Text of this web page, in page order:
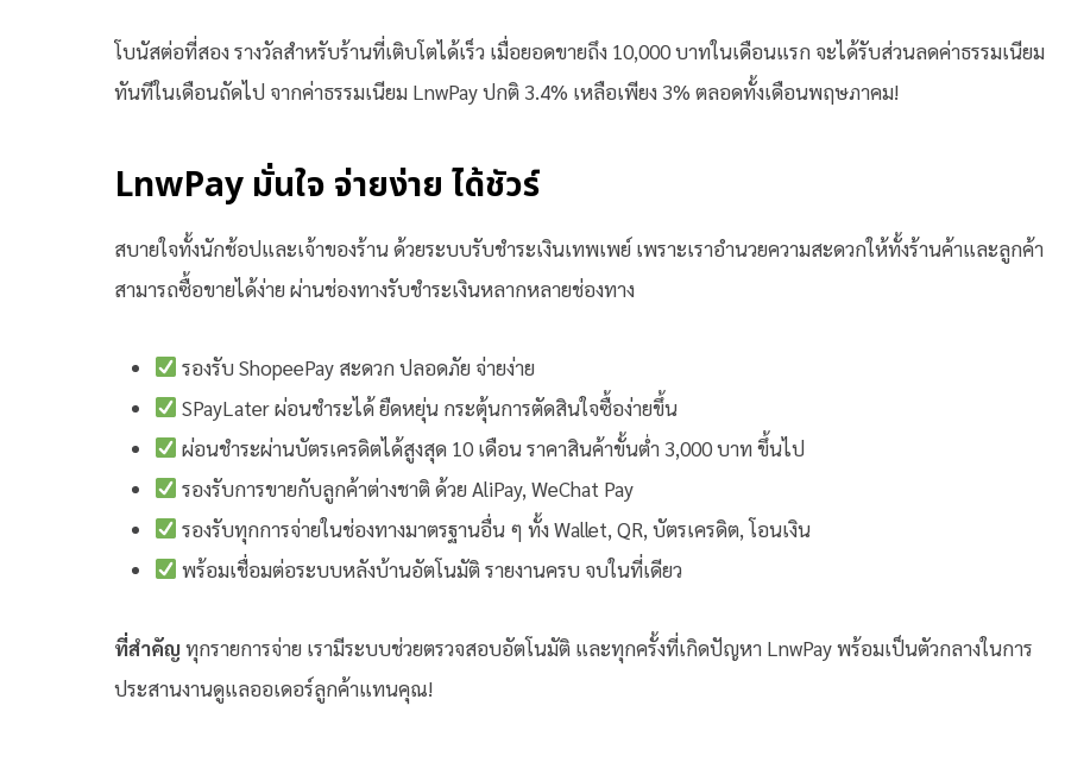
โบนัสต่อที่สอง รางวัลสำหรับร้านที่เติบโตได้เร็ว เมื่อยอดขายถึง 10,000 บาทในเดือนแรก จะได้รับส่วนลดค่าธรรมเนียม
ทันทีในเดือนถัดไป จากค่าธรรมเนียม LnwPay ปกติ 3.4% เหลือเพียง 3% ตลอดทั้งเดือนพฤษภาคม!
LnwPay มั่นใจ จ่ายง่าย ได้ชัวร์
สบายใจทั้งนักช้อปและเจ้าของร้าน ด้วยระบบรับชำระเงินเทพเพย์ เพราะเราอำนวยความสะดวกให้ทั้งร้านค้าและลูกค้า
สามารถซื้อขายได้ง่าย ผ่านช่องทางรับชำระเงินหลากหลายช่องทาง
รองรับ ShopeePay สะดวก ปลอดภัย จ่ายง่าย
SPayLater ผ่อนชำระได้ ยืดหยุ่น กระตุ้นการตัดสินใจซื้อง่ายขึ้น
ผ่อนชำระผ่านบัตรเครดิตได้สูงสุด 10 เดือน ราคาสินค้าขั้นต่ำ 3,000 บาท ขึ้นไป
รองรับการขายกับลูกค้าต่างชาติ ด้วย AliPay, WeChat Pay
รองรับทุกการจ่ายในช่องทางมาตรฐานอื่น ๆ ทั้ง Wallet, QR, บัตรเครดิต, โอนเงิน
พร้อมเชื่อมต่อระบบหลังบ้านอัตโนมัติ รายงานครบ จบในที่เดียว
ที่สำคัญทุกรายการจ่าย เรามีระบบช่วยตรวจสอบอัตโนมัติ และทุกครั้งที่เกิดปัญหา LnwPay พร้อมเป็นตัวกลางในการ
ประสานงานดูแลออเดอร์ลูกค้าแทนคุณ!